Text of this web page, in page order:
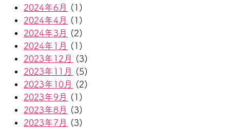
2024年6月
(1)
2024年4月
(1)
2024年3月
(2)
2024年1月
(1)
2023年12月
(3)
2023年11月
(5)
2023年10月
(2)
2023年9月
(1)
2023年8月
(3)
2023年7月
(3)